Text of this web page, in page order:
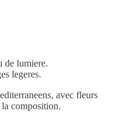
de lumiere.
legeres.
avec fleurs
composition.